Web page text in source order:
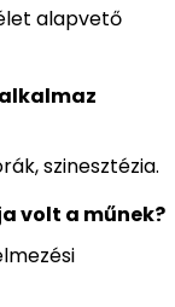
alapvető
szinesztézia.
volt a műnek?